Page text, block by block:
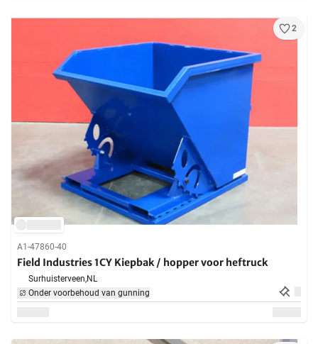
2
A1-47860-40
Field Industries 1CY Kiepbak / hopper voor heftruck
Surhuisterveen,NL
Onder voorbehoud van gunning